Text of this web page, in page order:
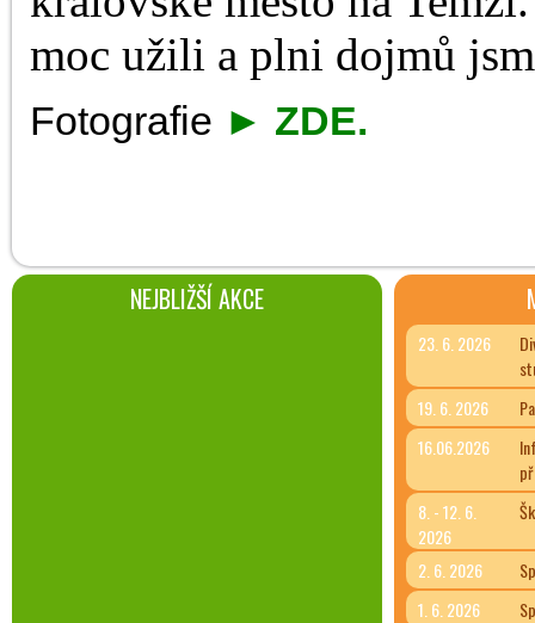
moc užili a plni dojmů
Fotografie ► ZDE.
NEJBLIŽŠÍ AKCE
23. 6. 2026
19. 6. 2026
16.06.2026
8. - 12. 6.
2026
2. 6. 2026
1. 6. 2026